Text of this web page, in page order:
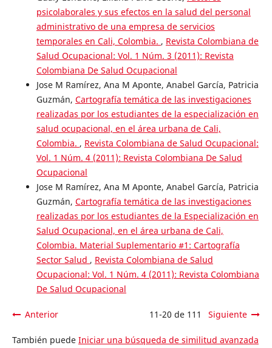
psicolaborales y sus efectos en la salud del personal
administrativo de una empresa de servicios
temporales en Cali, Colombia. , Revista Colombiana de
Salud Ocupacional: Vol. 1 Núm. 3 (2011): Revista
Colombiana De Salud Ocupacional
Jose M Ramírez, Ana M Aponte, Anabel García, Patricia
Guzmán, Cartografía temática de las investigaciones
realizadas por los estudiantes de la especialización en
salud ocupacional, en el área urbana de Cali,
Colombia. , Revista Colombiana de Salud Ocupacional:
Vol. 1 Núm. 4 (2011): Revista Colombiana De Salud
Ocupacional
Jose M Ramírez, Ana M Aponte, Anabel García, Patricia
Guzmán, Cartografía temática de las investigaciones
realizadas por los estudiantes de la Especialización en
Salud Ocupacional, en el área urbana de Cali,
Colombia. Material Suplementario #1: Cartografía
Sector Salud , Revista Colombiana de Salud
Ocupacional: Vol. 1 Núm. 4 (2011): Revista Colombiana
De Salud Ocupacional
Anterior 11-20 de 111 Siguiente
También puede Iniciar una búsqueda de similitud avanzada